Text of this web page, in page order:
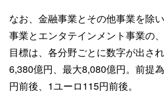
なお、金融事業とその他事業を除
事業とエンタテインメント事業の
目標は、各分野ごとに数字が出さ
6,380億円、最大8,080億円。前提
円前後、1ユーロ115円前後。